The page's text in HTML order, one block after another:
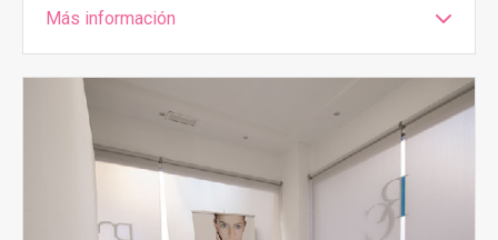
Más información